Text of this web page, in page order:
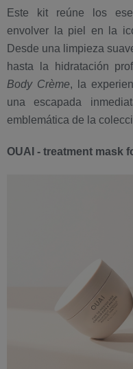
Este kit reúne los
envolver la piel en la
Desde una limpieza
hasta la hidratación
Body Crème, la
una escapada
emblemática de la
OUAI - treatment mask